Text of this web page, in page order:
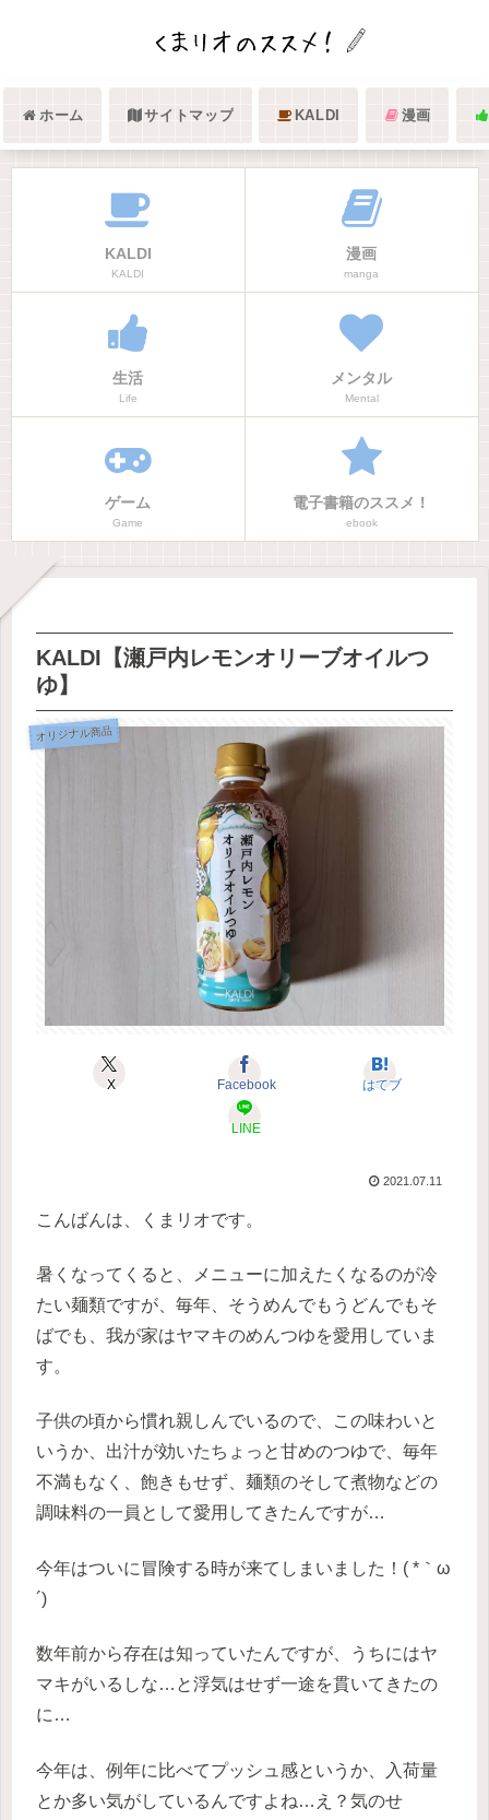
ホーム サイトマップ KALDI 漫画
KALDI
KALDI
漫画
manga
生活
Life
メンタル
Mental
ゲーム
Game
電子書籍のススメ！
ebook
KALDI【瀬戸内レモンオリーブオイルつ
ゆ】
オリジナル商品
X Facebook はてブ
LINE
2021.07.11
こんばんは、くまリオです。
暑くなってくると、メニューに加えたくなるのが冷
たい麺類ですが、毎年、そうめんでもうどんでもそ
ばでも、我が家はヤマキのめんつゆを愛用していま
す。
子供の頃から慣れ親しんでいるので、この味わいと
いうか、出汁が効いたちょっと甘めのつゆで、毎年
不満もなく、飽きもせず、麺類のそして煮物などの
調味料の一員として愛用してきたんですが…
今年はついに冒険する時が来てしまいました！( *｀ω
´)
数年前から存在は知っていたんですが、うちにはヤ
マキがいるしな…と浮気はせず一途を貫いてきたの
に…
今年は、例年に比べてプッシュ感というか、入荷量
とか多い気がしているんですよね…え？気のせ